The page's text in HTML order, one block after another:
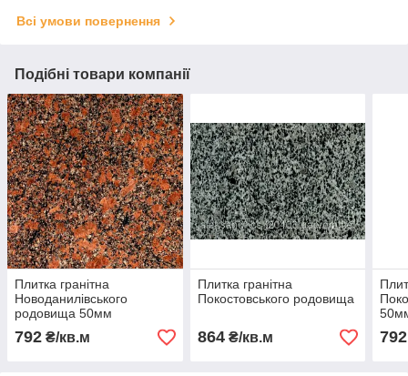
Всі умови повернення
Подібні товари компанії
Плитка гранітна
Новоданилівського
родовища 50мм
792 ₴/кв.м
Плитка гранітна
Покостовського родовища
864₴/кв.м 792